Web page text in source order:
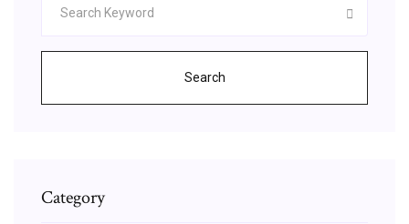
Search
Category